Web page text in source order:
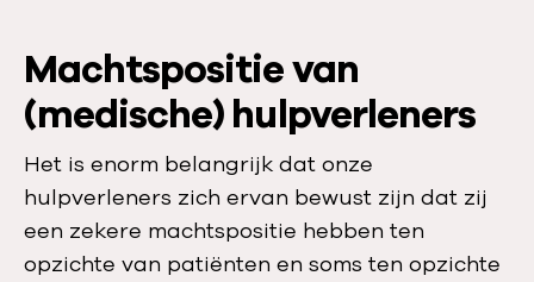
Machtspositie van
(medische) hulpverleners
Het is enorm belangrijk dat onze
hulpverleners zich ervan bewust zijn dat zij
een zekere machtspositie hebben ten
opzichte van patiënten en soms ten opzichte